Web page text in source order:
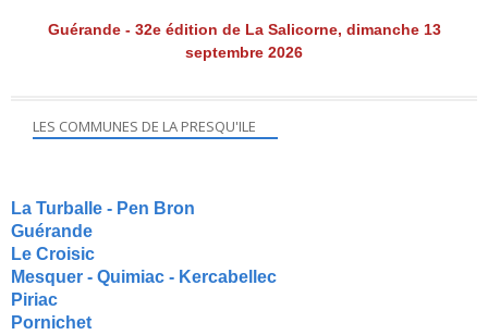
Guérande - 32e édition de La Salicorne, dimanche 13
septembre 2026
LES COMMUNES DE LA PRESQU'ILE
La Turballe - Pen Bron
Guérande
Le Croisic
Mesquer - Quimiac - Kercabellec
Piriac
Pornichet